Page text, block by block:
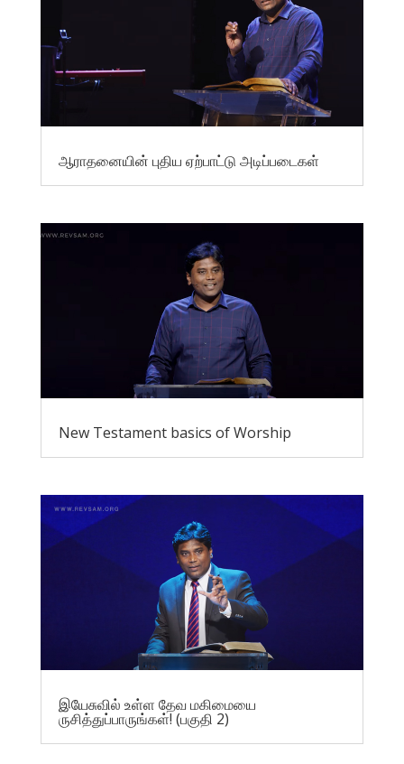
ஆராதனையின் புதிய ஏற்பாட்டு அடிப்படைகள்
New Testament basics of Worship
இயேசுவில் உள்ள தேவ மகிமையை
ருசித்துப்பாருங்கள்! (பகுதி 2)